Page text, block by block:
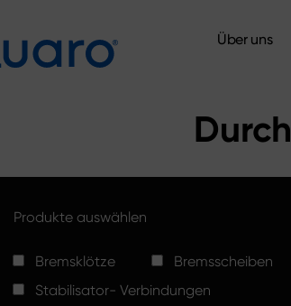
Über uns
Produkte auswählen
Bremsklötze Bremsscheiben
Stabilisator- Verbindungen